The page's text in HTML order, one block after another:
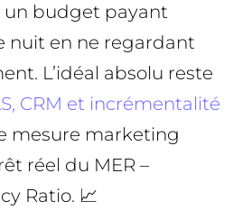
budget payant
nuit en ne regardant
L’idéal absolu reste
CRM et incrémentalité
mesure marketing
réel du MER –
Ratio. 📈